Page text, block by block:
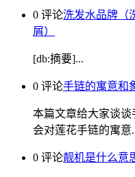
0 评论洗发水品牌（
屑）
[db:摘要]...
0 评论手链的寓意和
本篇文章给大家谈
会对莲花手链的寓意
0 评论靓机是什么意